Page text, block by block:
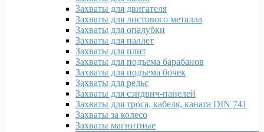
Захваты для двигателя
Захваты для листового металла
Захваты для опалубки
Захваты для паллет
Захваты для плит
Захваты для подъема барабанов
Захваты для подъема бочек
Захваты для рельс
Захваты для сэндвич-панелей
Захваты для троса, кабеля, каната DIN 741
Захваты за колесо
Захваты магнитные